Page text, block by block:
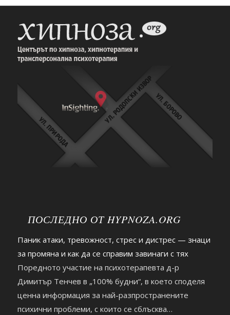
ПОСЛЕДНО ОТ HYPNOZA.ORG
Паник атаки, тревожност, стрес и дистрес — знаци
за промяна и как да се справим завинаги с тях
Поредното участие на психотерапевта д-р
Димитър Тенчев в „100% будни“, в което споделя
ценна информация за най-разпространените
психични проблеми, с които се сблъсква